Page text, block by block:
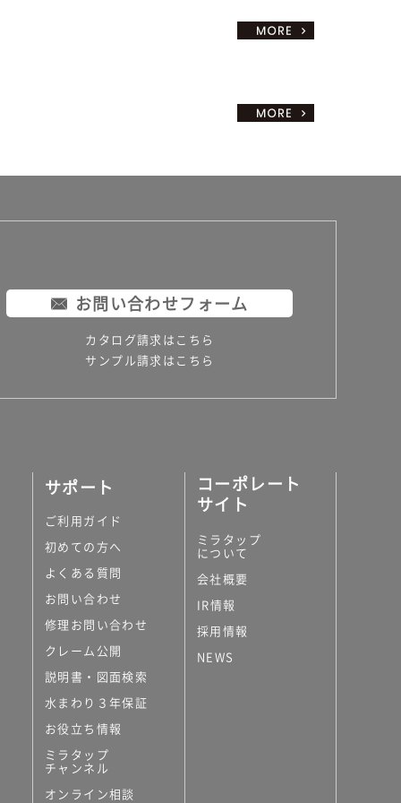
お問い合わせフォーム
カタログ請求はこちら
サンプル請求はこちら
サポート
ご利用ガイド
初めての方へ
よくある質問
お問い合わせ
修理お問い合わせ
クレーム公開
説明書・図面検索
水まわり３年保証
お役立ち情報
ミラタップ
チャンネル
オンライン相談
コーポレート
サイト
ミラタップ
について
会社概要
IR情報
採用情報
NEWS